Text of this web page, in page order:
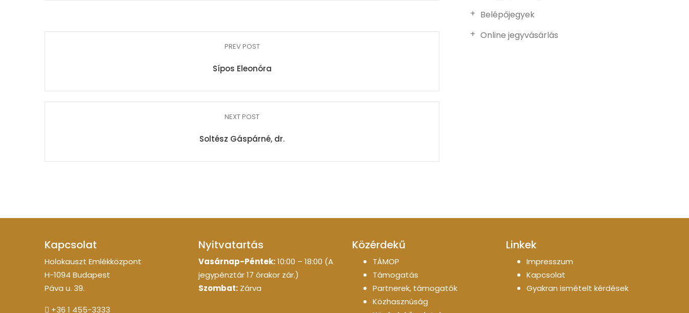
PREV POST
Sípos Eleonóra
NEXT POST
Soltész Gáspárné, dr.
Belépőjegyek
Online jegyvásárlás
Kapcsolat
Holokauszt Emlékközpont
H-1094 Budapest
Páva u. 39.
+36 1 455-3333
Nyitvatartás
Vasárnap-Péntek:10:00 – 18:00 (A
jegypénztár 17 órakor zár.)
Szombat: Zárva
Közérdekű
TÁMOP
Támogatás
Partnerek, támogatók
Közhasznúság
Linkek
Impresszum
Kapcsolat
Gyakran ismételt kérdések